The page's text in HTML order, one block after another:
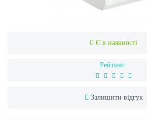
Є в наявності
Рейтинг:
Залишити відгук